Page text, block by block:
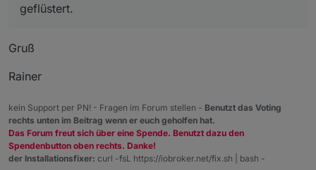
geflüstert.
Gruß
Rainer
kein Support per PN! - Fragen im Forum stellen - Benutzt das Voting
rechts unten im Beitrag wenn er euch geholfen hat.
Das Forum freut sich über eine Spende. Benutzt dazu den
Spendenbutton oben rechts. Danke!
der Installationsfixer: curl -fsL https://iobroker.net/fix.sh | bash -